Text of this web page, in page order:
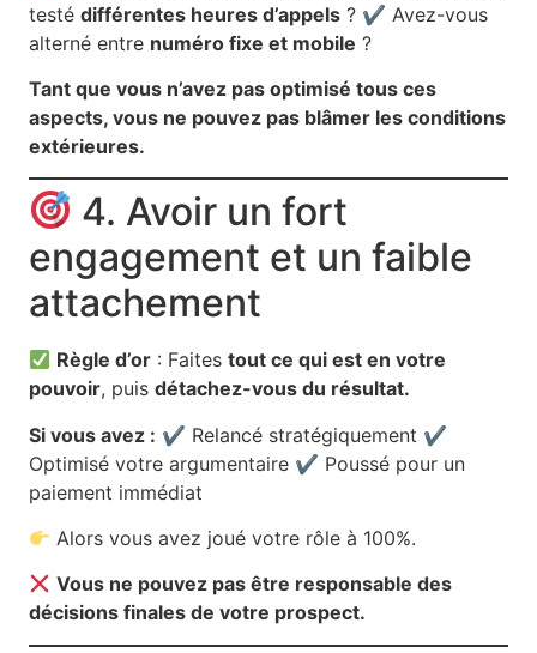
testé différentes heures d’appels ? ✔ Avez-vous
alterné entre numéro fixe et mobile ?
Tant que vous n’avez pas optimisé tous ces
aspects, vous ne pouvez pas blâmer les conditions
extérieures.
4. Avoir un fort
engagement et un faible
attachement
Règle d’or : Faitestout ce qui est en votre
pouvoir, puis détachez-vous du résultat.
Si vous avez : ✔ Relancé stratégiquement ✔
Optimisé votre argumentaire ✔ Poussé pour un
paiement immédiat
Alors vous avez joué votre rôle à 100%.
Vous ne pouvez pas être responsable des
décisions finales de votre prospect.